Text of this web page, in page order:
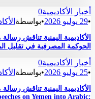
أخبار الأكاديمية0
•29 يوليو 2026 •بواسطة
الأكاديمية اليمنية تناقش
الحوكمة المصرفية في تقليل
أخبار الأكاديمية0
•25 يوليو 2026 •بواسطة
on Yemen into Arabic: